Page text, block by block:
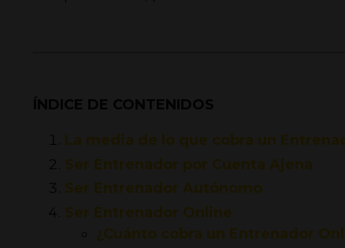
La media de lo que cobra un
Ser Entrenador por Cuenta Ajena
Ser Entrenador Autónomo
Ser Entrenador Online
¿Cuánto cobra un Entrenador